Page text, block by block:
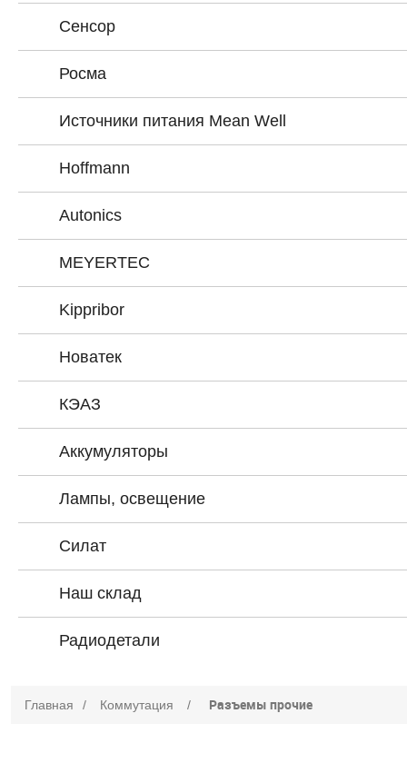
Сенсор
Росма
Источники питания Mean Well
Hoffmann
Autonics
MEYERTEC
Kippribor
Новатек
КЭАЗ
Аккумуляторы
Лампы, освещение
Силат
Наш склад
Радиодетали
Главная / Коммутация / Разъемы прочие